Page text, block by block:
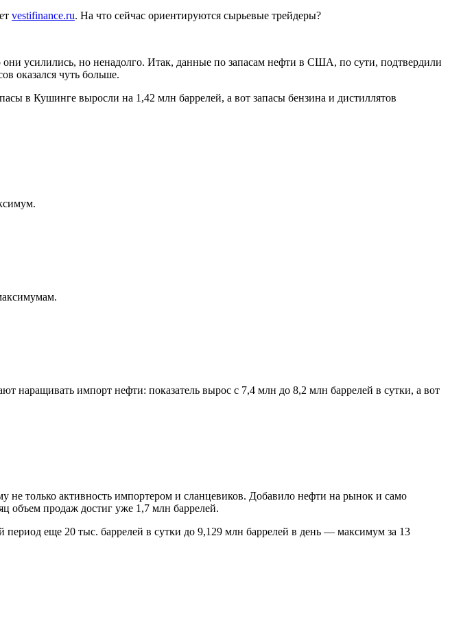
vestifinance.ru. На что сейчас ориентируются сырьевые трейдеры?
усилились, но ненадолго. Итак, данные по запасам нефти в США, по сути, подтвердили
оказался чуть больше.
в Кушинге выросли на 1,42 млн баррелей, а вот запасы бензина и дистиллятов
импорт нефти: показатель вырос с 7,4 млн до 8,2 млн баррелей в сутки, а вот
только активность импортером и сланцевиков. Добавило нефти на рынок и само
объем продаж достиг уже 1,7 млн баррелей.
еще 20 тыс. баррелей в сутки до 9,129 млн баррелей в день — максимум за 13